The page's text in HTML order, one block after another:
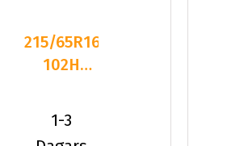
215/65R16
102H
TW401 XL
Frikti
1-3